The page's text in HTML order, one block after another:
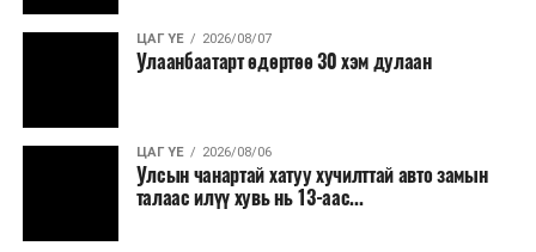
ЦАГ ҮЕ 2026/08/07
Улаанбаатарт өдөртөө 30 хэм дулаан
ЦАГ ҮЕ 2026/08/06
Улсын чанартай хатуу хучилттай авто замын
талаас илүү хувь нь 13-аас...